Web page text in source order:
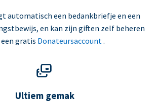
automatisch een bedankbriefje en een
en kan zijn giften zelf beheren
gratis Donateursaccount.
Ultiem gemak